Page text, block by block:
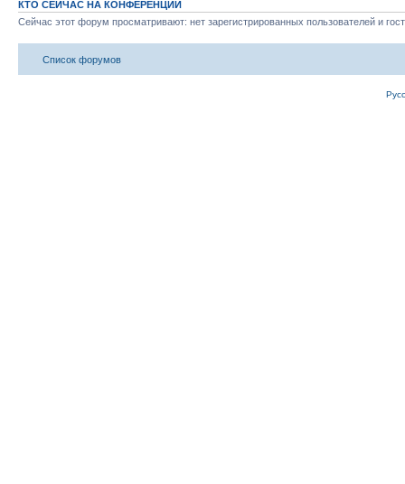
КТО СЕЙЧАС НА КОНФЕРЕНЦИИ
Сейчас этот форум просматривают: нет зарегистрированных пользователей и
Список форумов